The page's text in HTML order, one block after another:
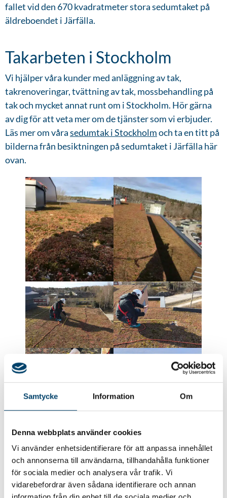
Samtycke Information Om
Denna webbplats använder cookies
Vi använder enhetsidentifierare för att anpassa innehållet
och annonserna till användarna, tillhandahålla funktioner
för sociala medier och analysera vår trafik. Vi
vidarebefordrar även sådana identifierare och annan
fallet vid den 670 kvadratmeter stora sedumtaket på
äldreboendet i Järfälla.
Takarbeten i Stockholm
Vi hjälper våra kunder med anläggning av tak,
takrenoveringar, tvättning av tak, mossbehandling på
tak och mycket annat runt om i Stockholm. Hör gärna
av dig för att veta mer om de tjänster som vi erbjuder.
Läs mer om vårasedumtak i Stockholmoch ta en titt på
bilderna från besiktningen på sedumtaket i Järfälla här
ovan.